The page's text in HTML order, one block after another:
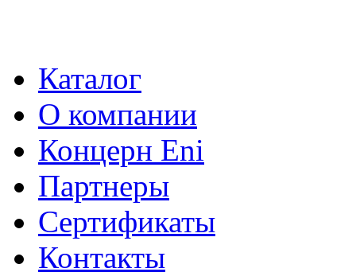
Каталог
О компании
Концерн Eni
Партнеры
Сертификаты
Контакты